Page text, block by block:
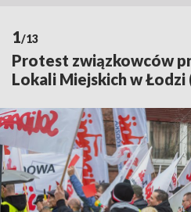
1/13
Protest związkowców
Lokali Miejskich w